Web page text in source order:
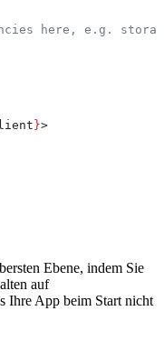
here, e.g.
}>
Ebene, indem Sie
auf
Ihre App beim Start nicht